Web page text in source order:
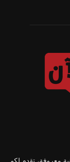
معروفة، تقدم لكم